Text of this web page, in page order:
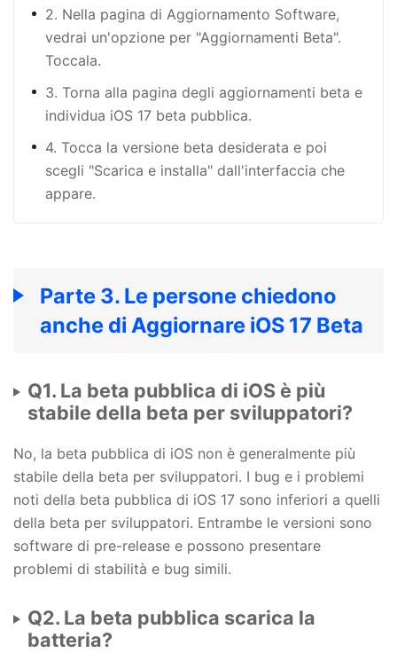
2. Nella pagina di Aggiornamento Software,
vedrai un'opzione per "Aggiornamenti Beta".
Toccala.
3. Torna alla pagina degli aggiornamenti beta e
individua iOS 17 beta pubblica.
4. Tocca la versione beta desiderata e poi
scegli "Scarica e installa" dall'interfaccia che
appare.
Parte 3. Le persone chiedono
anche di Aggiornare iOS 17 Beta
Q1. La beta pubblica di iOS è più
stabile della beta per sviluppatori?
No, la beta pubblica di iOS non è generalmente più
stabile della beta per sviluppatori. I bug e i problemi
noti della beta pubblica di iOS 17 sono inferiori a quelli
della beta per sviluppatori. Entrambe le versioni sono
software di pre-release e possono presentare
problemi di stabilità e bug simili.
Q2. La beta pubblica scarica la
batteria?